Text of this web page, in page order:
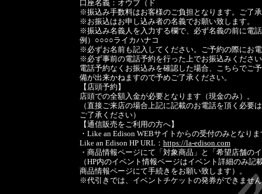
口座名義：オウブ（ド
※振込み手数料はお客様のご負担となります。ご了
※お振込はお申し込み者の名義でお願い致します。
※振込み名義人を入力する欄で、必ず名義の前に電
例）○○○○ライカハナコ
※必ずお名前も記入してください。ご予約の際にお
※必ず事前の電話予約を行った上でお振込みくださ
電話予約なくお振込みを確認した場合、こちらでご
備が出来かねますので予めご了承ください。
【店頭予約】
店頭での全額入金が必要となります（現金のみ）。
（直接ご来店の場合上記に記載のお電話を頂く必
ご了承ください）
【通信販売をご利用の方へ】
・Like an Edison WEBサイトからの受付のみとなりま
Like an Edison HP URL： https://la-edison.com
・商品情報ページにて「対象商品」と「希望店舗の
（HP内のイベント情報ページはイベント詳細のみ
商品情報ページにて手続きをお願い致します）。
※代引きでは、イベントチケットの発券ができませ